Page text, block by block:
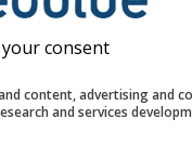
consent
content, advertising and
and services